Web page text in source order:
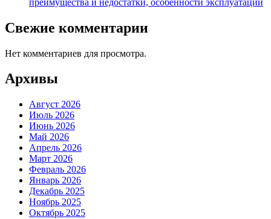
Свежие комментарии
Нет комментариев для просмотра.
Архивы
Август 2026
Июль 2026
Июнь 2026
Май 2026
Апрель 2026
Март 2026
Февраль 2026
Январь 2026
Декабрь 2025
Ноябрь 2025
Октябрь 2025